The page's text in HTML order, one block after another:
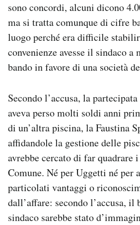
sono concordi, alcuni dicono
ma si tratta comunque di cifre
luogo perché era difficile
convenienze avesse il sindaco a
bando in favore di una società
Secondo l’accusa, la
aveva perso molti soldi anni
di un’altra piscina, la Faustina
affidandole la gestione delle
avrebbe cercato di far quadrare
Comune. Né per Uggetti né per
particolati vantaggi o
dall’affare: secondo l’accusa,
sindaco sarebbe stato